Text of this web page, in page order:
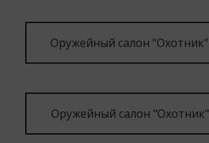
Оружейный салон
Оружейный салон